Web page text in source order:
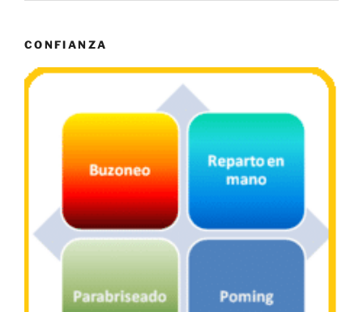
CONFIANZA